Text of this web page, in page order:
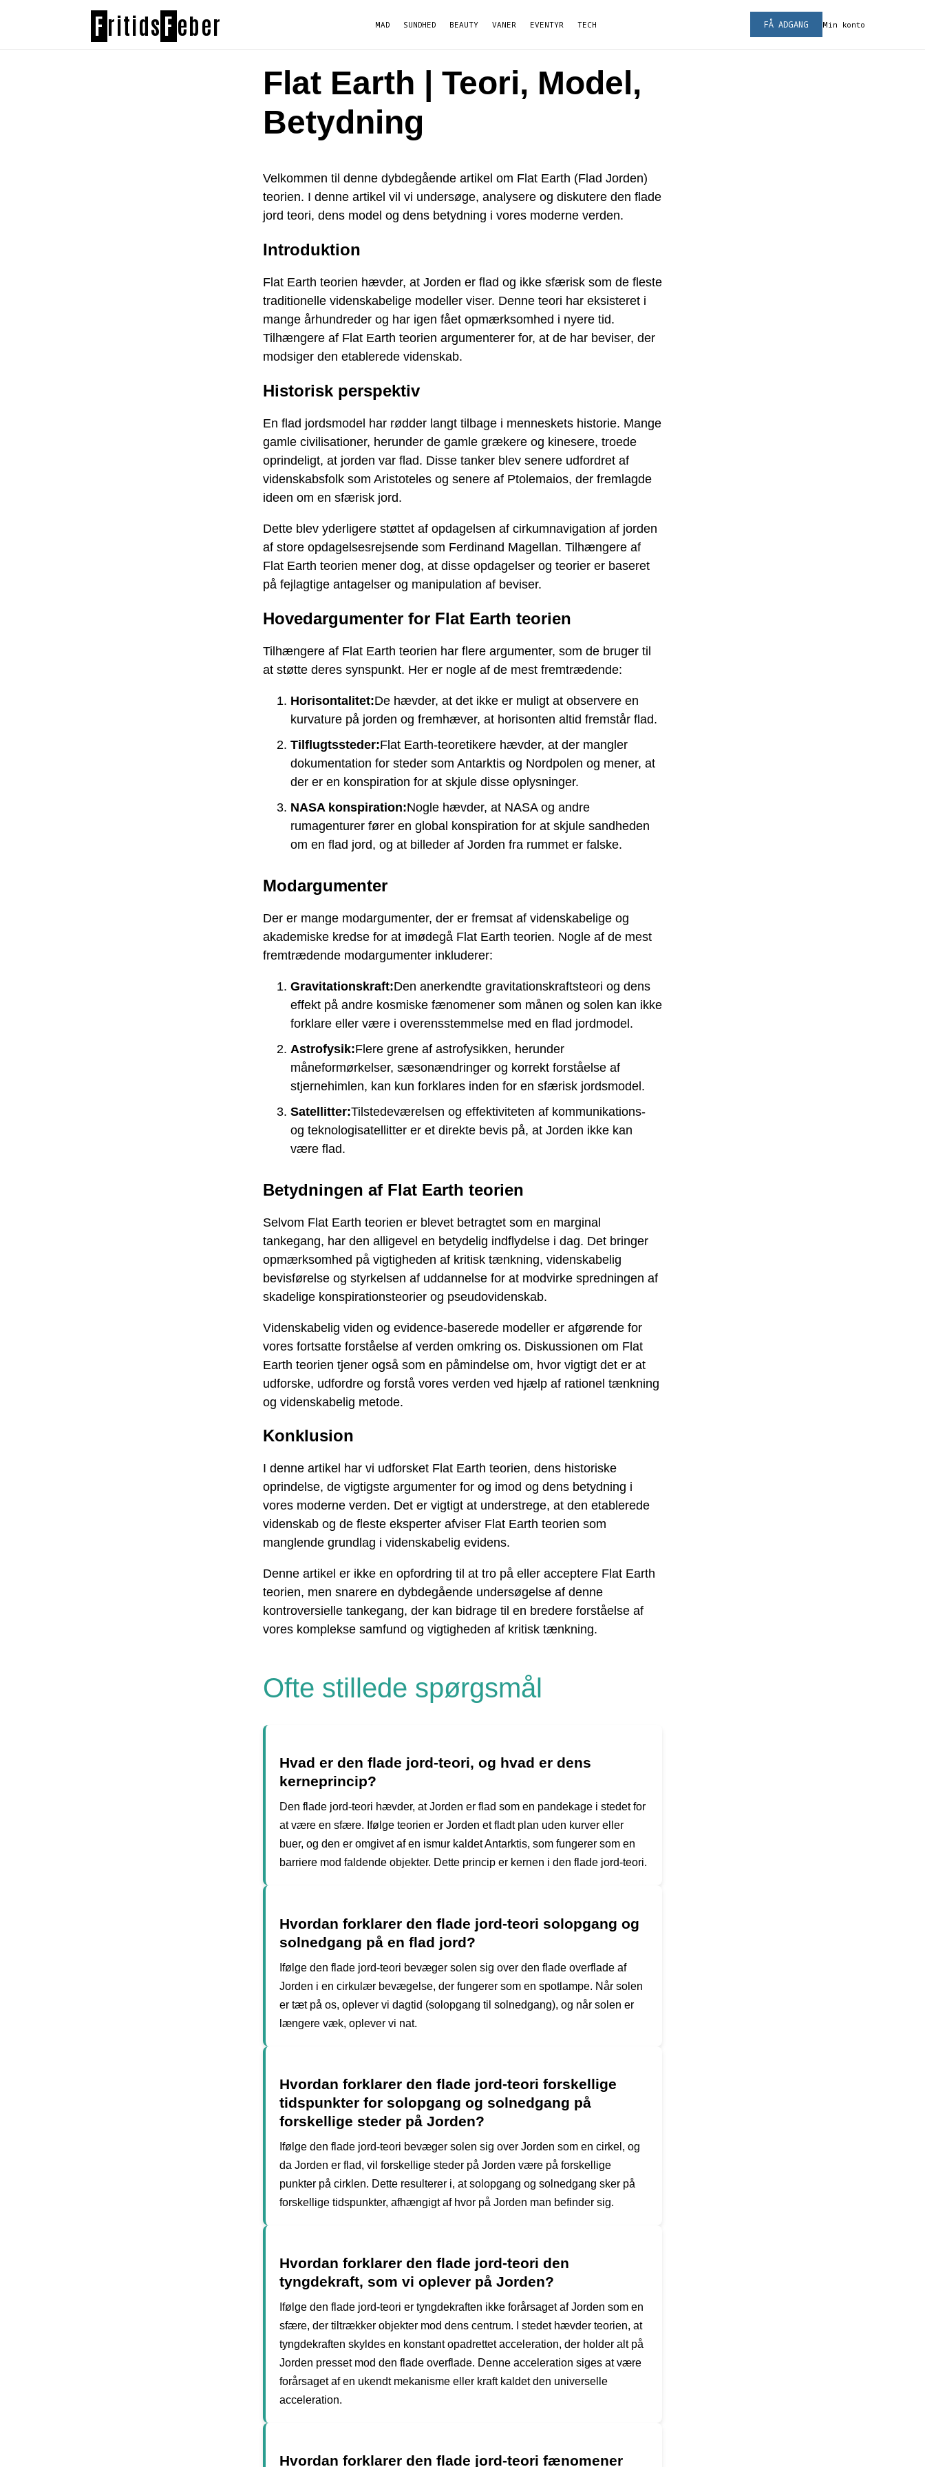
F ritids F eber MAD SUNDHED BEAUTY VANER EVENTYR TECH Min konto
FÅ ADGANG
Flat Earth | Teori, Model,
Betydning
Velkommen til denne dybdegående artikel om Flat Earth (Flad Jorden)
teorien. I denne artikel vil vi undersøge, analysere og diskutere den flade
jord teori, dens model og dens betydning i vores moderne verden.
Introduktion
Flat Earth teorien hævder, at Jorden er flad og ikke sfærisk som de fleste
traditionelle videnskabelige modeller viser. Denne teori har eksisteret i
mange århundreder og har igen fået opmærksomhed i nyere tid.
Tilhængere af Flat Earth teorien argumenterer for, at de har beviser, der
modsiger den etablerede videnskab.
Historisk perspektiv
En flad jordsmodel har rødder langt tilbage i menneskets historie. Mange
gamle civilisationer, herunder de gamle grækere og kinesere, troede
oprindeligt, at jorden var flad. Disse tanker blev senere udfordret af
videnskabsfolk som Aristoteles og senere af Ptolemaios, der fremlagde
ideen om en sfærisk jord.
Dette blev yderligere støttet af opdagelsen af ​​cirkumnavigation af jorden
af ​​store opdagelsesrejsende som Ferdinand Magellan. Tilhængere af
Flat Earth teorien mener dog, at disse opdagelser og teorier er baseret
på fejlagtige antagelser og manipulation af beviser.
Hovedargumenter for Flat Earth teorien
Tilhængere af Flat Earth teorien har flere argumenter, som de bruger til
at støtte deres synspunkt. Her er nogle af de mest fremtrædende:
Horisontalitet:De hævder, at det ikke er muligt at observere en
kurvature på jorden og fremhæver, at horisonten altid fremstår flad.
Tilflugtssteder:Flat Earth-teoretikere hævder, at der mangler
dokumentation for steder som Antarktis og Nordpolen og mener, at
der er en konspiration for at skjule disse oplysninger.
NASA konspiration:Nogle hævder, at NASA og andre
rumagenturer fører en global konspiration for at skjule sandheden
om en flad jord, og at billeder af Jorden fra rummet er falske.
Modargumenter
Der er mange modargumenter, der er fremsat af videnskabelige og
akademiske kredse for at imødegå Flat Earth teorien. Nogle af de mest
fremtrædende modargumenter inkluderer:
Gravitationskraft:Den anerkendte gravitationskraftsteori og dens
effekt på andre kosmiske fænomener som månen og solen kan ikke
forklare eller være i overensstemmelse med en flad jordmodel.
Astrofysik:Flere grene af astrofysikken, herunder
måneformørkelser, sæsonændringer og korrekt forståelse af
stjernehimlen, kan kun forklares inden for en sfærisk jordsmodel.
Satellitter:Tilstedeværelsen og effektiviteten af ​​kommunikations-
og teknologisatellitter er et direkte bevis på, at Jorden ikke kan
være flad.
Betydningen af ​​Flat Earth teorien
Selvom Flat Earth teorien er blevet betragtet som en marginal
tankegang, har den alligevel en betydelig indflydelse i dag. Det bringer
opmærksomhed på vigtigheden af ​​kritisk tænkning, videnskabelig
bevisførelse og styrkelsen af ​​uddannelse for at modvirke spredningen af ​​
skadelige konspirationsteorier og pseudovidenskab.
Videnskabelig viden og evidence-baserede modeller er afgørende for
vores fortsatte forståelse af verden omkring os. Diskussionen om Flat
Earth teorien tjener også som en påmindelse om, hvor vigtigt det er at
udforske, udfordre og forstå vores verden ved hjælp af rationel tænkning
og videnskabelig metode.
Konklusion
I denne artikel har vi udforsket Flat Earth teorien, dens historiske
oprindelse, de vigtigste argumenter for og imod og dens betydning i
vores moderne verden. Det er vigtigt at understrege, at den etablerede
videnskab og de fleste eksperter afviser Flat Earth teorien som
manglende grundlag i videnskabelig evidens.
Denne artikel er ikke en opfordring til at tro på eller acceptere Flat Earth
teorien, men snarere en dybdegående undersøgelse af denne
kontroversielle tankegang, der kan bidrage til en bredere forståelse af
vores komplekse samfund og vigtigheden af ​​kritisk tænkning.
Ofte stillede spørgsmål
Hvad er den flade jord-teori, og hvad er dens
kerneprincip?
Den flade jord-teori hævder, at Jorden er flad som en pandekage i stedet for
at være en sfære. Ifølge teorien er Jorden et fladt plan uden kurver eller
buer, og den er omgivet af en ismur kaldet Antarktis, som fungerer som en
barriere mod faldende objekter. Dette princip er kernen i den flade jord-teori.
Hvordan forklarer den flade jord-teori solopgang og
solnedgang på en flad jord?
Ifølge den flade jord-teori bevæger solen sig over den flade overflade af
Jorden i en cirkulær bevægelse, der fungerer som en spotlampe. Når solen
er tæt på os, oplever vi dagtid (solopgang til solnedgang), og når solen er
længere væk, oplever vi nat.
Hvordan forklarer den flade jord-teori forskellige
tidspunkter for solopgang og solnedgang på
forskellige steder på Jorden?
Ifølge den flade jord-teori bevæger solen sig over Jorden som en cirkel, og
da Jorden er flad, vil forskellige steder på Jorden være på forskellige
punkter på cirklen. Dette resulterer i, at solopgang og solnedgang sker på
forskellige tidspunkter, afhængigt af hvor på Jorden man befinder sig.
Hvordan forklarer den flade jord-teori den
tyngdekraft, som vi oplever på Jorden?
Ifølge den flade jord-teori er tyngdekraften ikke forårsaget af Jorden som en
sfære, der tiltrækker objekter mod dens centrum. I stedet hævder teorien, at
tyngdekraften skyldes en konstant opadrettet acceleration, der holder alt på
Jorden presset mod den flade overflade. Denne acceleration siges at være
forårsaget af en ukendt mekanisme eller kraft kaldet den universelle
acceleration.
Hvordan forklarer den flade jord-teori fænomener